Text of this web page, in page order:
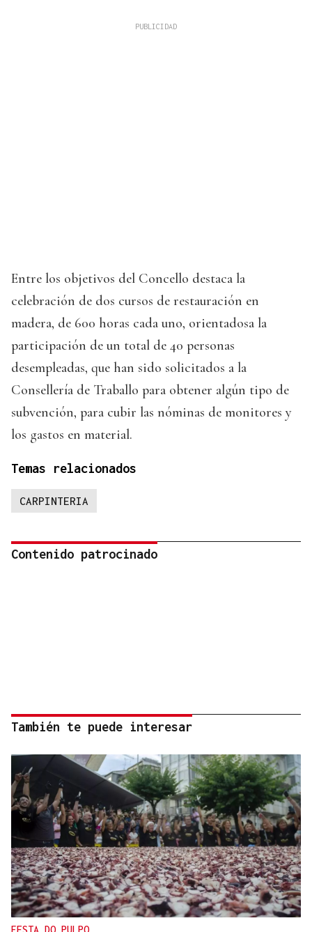
Entre los objetivos del Concello destaca la
celebración de dos cursos de restauración en
madera, de 600 horas cada uno, orientadosa la
participación de un total de 40 personas
desempleadas, que han sido solicitados a la
Consellería de Traballo para obtener algún tipo de
subvención, para cubir las nóminas de monitores y
los gastos en material.
Temas relacionados
CARPINTERIA
Contenido patrocinado
También te puede interesar